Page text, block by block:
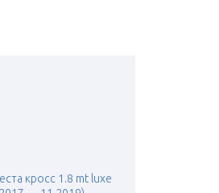
кросс 1.8 mt luxe